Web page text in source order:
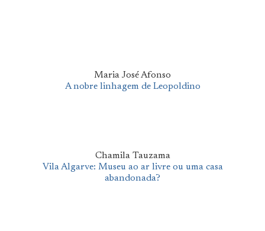
Maria José Afonso
A nobre linhagem de Leopoldino
Chamila Tauzama
Vila Algarve: Museu ao ar livre ou uma casa
abandonada?